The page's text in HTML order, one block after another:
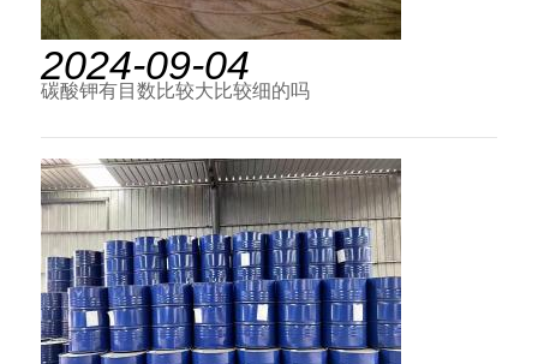
2024-09-04
碳酸钾有目数比较大比较细的吗